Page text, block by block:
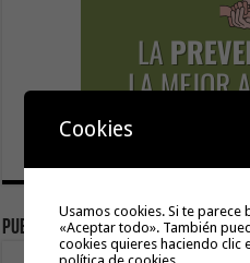
publicidad
Cookies
Usamos cookies. Si te parece
«Aceptar todo». También
cookies quieres haciendo clic
política de cookies